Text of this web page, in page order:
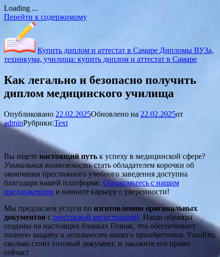
Loading ...
Перейти к содержимому
Купить диплом и аттестат в Самаре Дипломы ВУЗа,
техникума, училища: купить диплом и аттестат в Самаре
Как легально и безопасно получить
диплом медицинского училища
Опубликовано 22.02.2025Обновлено на 22.02.2025от
adminРубрики:Text
Вы ищете настоящий путь к успеху в медицинской сфере?
Уникальная возможностьстать обладателем корочки об
окончании престижного учебного заведения доступна
благодаря нашей платформе. Ознакомьтесь с нашим
предложением и начните карьеру с уверенности!
Мы предлагаем услуги по изготовлению оригинальных
документов с реестровой регистрацией. Наши образцы
созданы на настоящих бланках Гознак, что обеспечивает
полную защиту и легальность вашего приобретения. Узнайте,
сколько стоит готовый документ, и закажите его прямо
сейчас!